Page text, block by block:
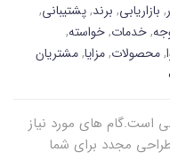
, بازاریابی, برند,پشتیبانی,
,خدمات,خواسته,
,محصولات,مزایا,مشتریان
است.گام های مورد نیاز
مجدد برای شما